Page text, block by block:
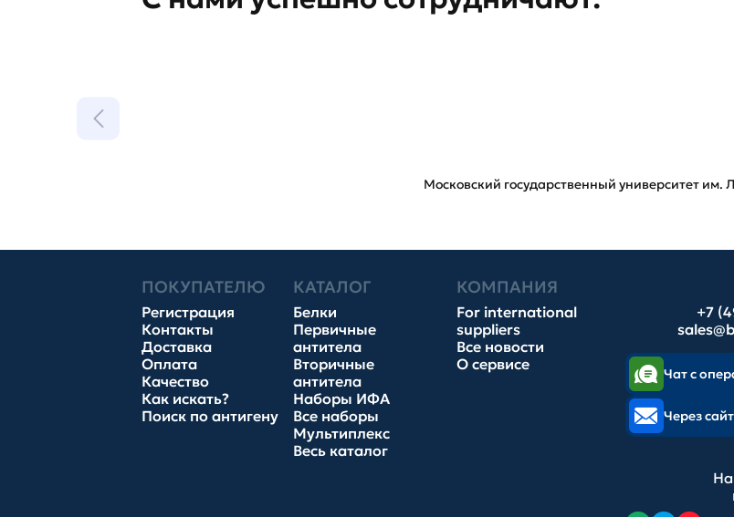
Московский государственный университет им.
ПОКУПАТЕЛЮ
Регистрация
Контакты
Доставка
Оплата
Качество
Как искать?
Поиск по антигену
КАТАЛОГ
Белки
Первичные
антитела
Вторичные
антитела
Наборы ИФА
Все наборы
Мультиплекс
Весь каталог
КОМПАНИЯ
For international
suppliers
Все новости
О сервисе
+7
Чат с
Через сайт